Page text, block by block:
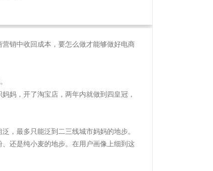
销中收回成本，要怎么做才能够做好电商
妈，开了淘宝店，两年内就做到四皇冠，
，最多只能泛到二三线城市妈妈的地步。
还是纯小麦的地步。在用户画像上细到这